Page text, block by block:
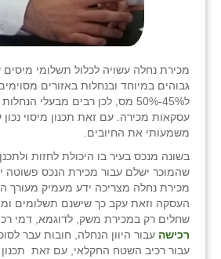
מכירת נחלה עשויה לכלול תשלומי מיסים
גבוהים במיוחד ובנחלות באזורים
ל45%-50% מס, לכן רבים מבעלי
עסקאות מכירה. עם זאת תכנון מיסוי נכון
משמעותי את החיובים.
בשונה מנכס בעיר בו היכולת לחזות
שהמוכר ישלם עבור מכירת הנכס פשוטה
מכירת נחלה מצריכה ידע מעמיק מעורך
העסקה וזאת עקב כך שישנם תשלומים
שחלים רק במכירת משק, לדוגמא, דמי
רכישה עבור היוון הנחלה, חובות עבר
עבור רכיב השטח החקלאי, עם זאת תכנון
תלמי יוסף
בוסתן הגליל